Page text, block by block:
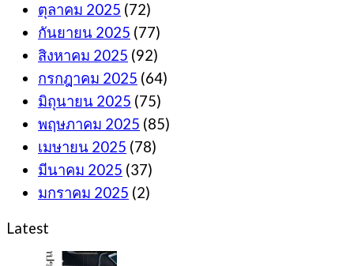
ตุลาคม 2025 (72)
กันยายน 2025 (77)
สิงหาคม 2025 (92)
กรกฎาคม 2025 (64)
มิถุนายน 2025 (75)
พฤษภาคม 2025 (85)
เมษายน 2025 (78)
มีนาคม 2025 (37)
มกราคม 2025 (2)
Latest